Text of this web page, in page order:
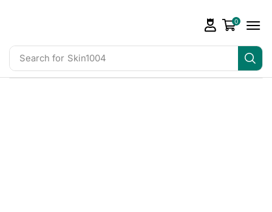
Search for Skin1004
0